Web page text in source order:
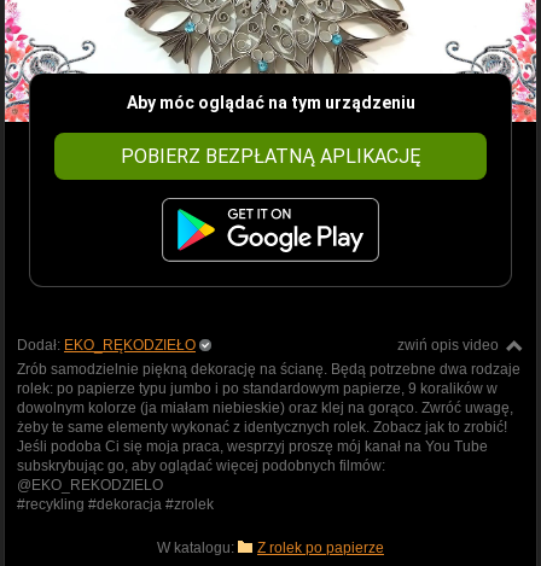
Aby móc oglądać na tym urządzeniu
POBIERZ BEZPŁATNĄ APLIKACJĘ
zwiń opis video
Dodał: EKO_RĘKODZIEŁO
Zrób samodzielnie piękną dekorację na ścianę. Będą potrzebne dwa rodzaje
rolek: po papierze typu jumbo i po standardowym papierze, 9 koralików w
dowolnym kolorze (ja miałam niebieskie) oraz klej na gorąco. Zwróć uwagę,
żeby te same elementy wykonać z identycznych rolek. Zobacz jak to zrobić!
Jeśli podoba Ci się moja praca, wesprzyj proszę mój kanał na You Tube
subskrybując go, aby oglądać więcej podobnych filmów:
@EKO_REKODZIELO
#recykling #dekoracja #zrolek
W katalogu: Z rolek po papierze